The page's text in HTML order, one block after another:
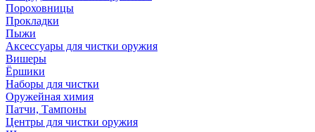
Пороховницы
Прокладки
Пыжи
Аксессуары для чистки оружия
Вишеры
Ёршики
Наборы для чистки
Оружейная химия
Патчи, Тампоны
Центры для чистки оружия